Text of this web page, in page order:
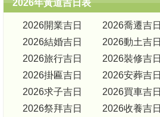
2026年黃道吉日表
2026開業吉日 2026喬遷吉日
2026結婚吉日
2026動土吉日
2026旅行吉日
2026裝修吉日
2026掛匾吉日
2026安葬吉日
2026求子吉日
2026買車吉日
2026祭拜吉日
2026收養吉日